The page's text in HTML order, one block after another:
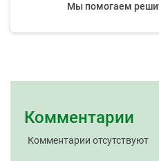
Мы помогаем
Комментарии
Комментарии отсутствуют